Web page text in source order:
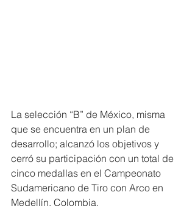
La selección “B” de México, misma
que se encuentra en un plan de
desarrollo; alcanzó los objetivos y
cerró su participación con un total de
cinco medallas en el Campeonato
Sudamericano de Tiro con Arco en
Medellín, Colombia.